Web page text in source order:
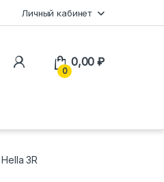
Личный кабинет
0
0,00₽
3R